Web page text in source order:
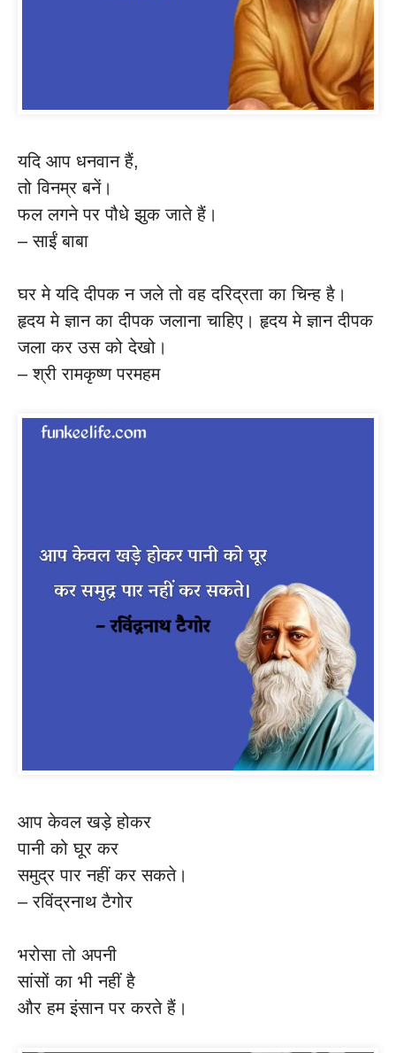
यदि आप धनवान हैं,
तो विनम्र बनें।
फल लगने पर पौधे झुक जाते हैं।
– साईं बाबा
घर मे यदि दीपक न जले तो वह दरिद्रता का चिन्ह है।
हृदय मे ज्ञान का दीपक जलाना चाहिए। हृदय मे ज्ञान दीपक
जला कर उस को देखो।
– श्री रामकृष्ण परमहम
आप केवल खड़े होकर
पानी को घूर कर
समुद्र पार नहीं कर सकते।
– रविंद्रनाथ टैगोर
भरोसा तो अपनी
सांसों का भी नहीं है
और हम इंसान पर करते हैं।